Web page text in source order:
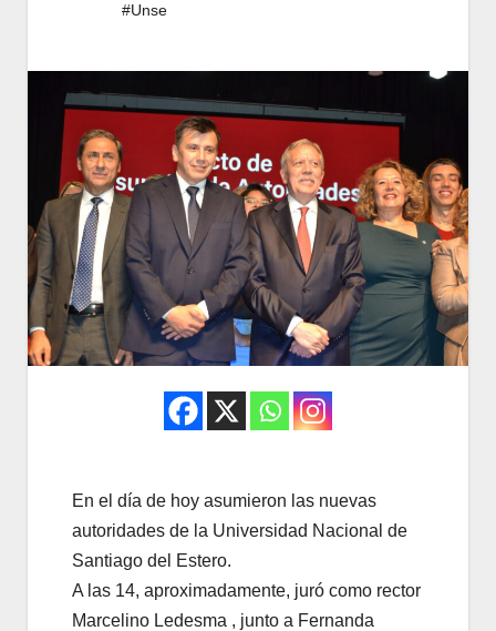
#Unse
En el día de hoy asumieron las nuevas
autoridades de la Universidad Nacional de
Santiago del Estero.
A las 14, aproximadamente, juró como rector
Marcelino Ledesma , junto a Fernanda